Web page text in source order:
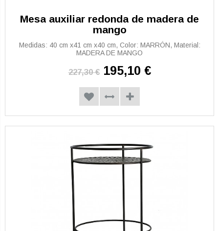
Mesa auxiliar redonda de madera de
mango
Medidas: 40 cm x41 cm x40 cm, Color: MARRÓN, Material:
MADERA DE MANGO
227,30 € 195,10 €